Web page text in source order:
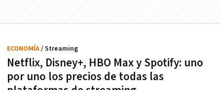
Netflix, Disney+, HBO Max y Spotify: uno
por uno los precios de todas las
ECONOMÍA/ Streaming